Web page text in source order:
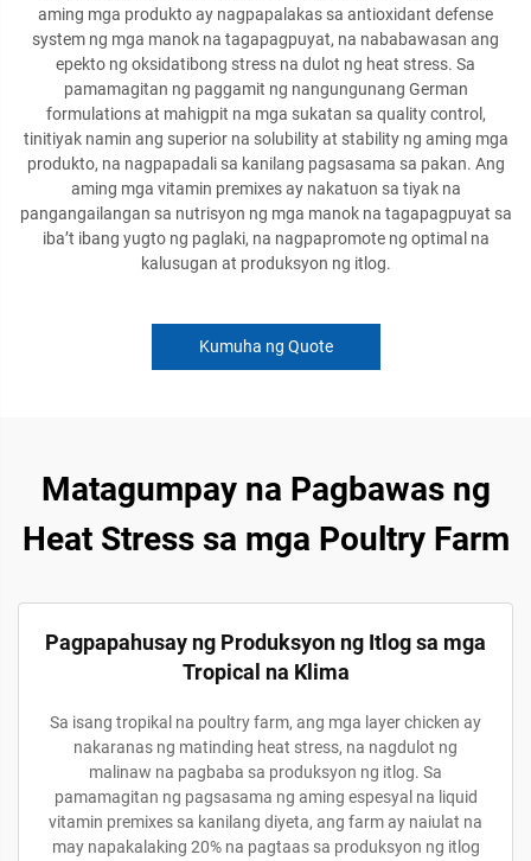
aming mga produkto ay nagpapalakas sa antioxidant defense
system ng mga manok na tagapagpuyat, na nababawasan ang
epekto ng oksidatibong stress na dulot ng heat stress. Sa
pamamagitan ng paggamit ng nangungunang German
formulations at mahigpit na mga sukatan sa quality control,
tinitiyak namin ang superior na solubility at stability ng aming mga
produkto, na nagpapadali sa kanilang pagsasama sa pakan. Ang
aming mga vitamin premixes ay nakatuon sa tiyak na
pangangailangan sa nutrisyon ng mga manok na tagapagpuyat sa
iba’t ibang yugto ng paglaki, na nagpapromote ng optimal na
kalusugan at produksyon ng itlog.
Kumuha ng Quote
Matagumpay na Pagbawas ng
Heat Stress sa mga Poultry Farm
Pagpapahusay ng Produksyon ng Itlog sa mga
Tropical na Klima
Sa isang tropikal na poultry farm, ang mga layer chicken ay
nakaranas ng matinding heat stress, na nagdulot ng
malinaw na pagbaba sa produksyon ng itlog. Sa
pamamagitan ng pagsasama ng aming espesyal na liquid
vitamin premixes sa kanilang diyeta, ang farm ay naiulat na
may napakalaking 20% na pagtaas sa produksyon ng itlog